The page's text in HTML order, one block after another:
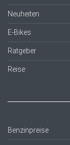
Neuheiten
E-Bikes
Ratgeber
Reise
Benzinpreise